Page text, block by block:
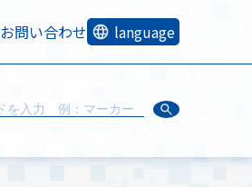
お問い合わせ language